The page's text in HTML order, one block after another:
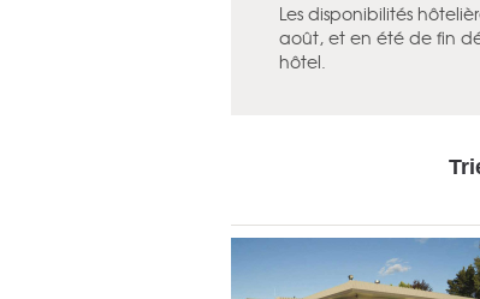
Les disponibilités
août, et en été de fin
hôtel.